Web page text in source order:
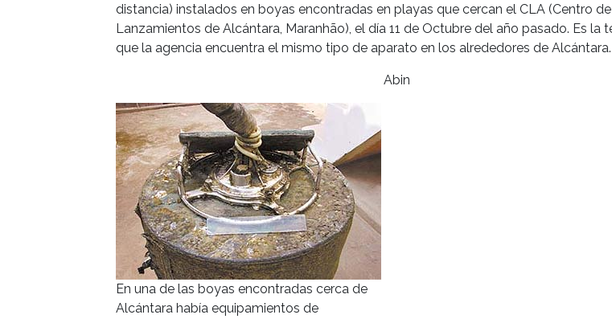
distancia) instalados en boyas encontradas en playas que cercan el CLA (Centro de
Lanzamientos de Alcántara, Maranhão), el día 11 de Octubre del año pasado. Es la
que la agencia encuentra el mismo tipo de aparato en los alrededores de Alcántara.
Abin
En una de las boyas encontradas cerca de
Alcántara había equipamientos de